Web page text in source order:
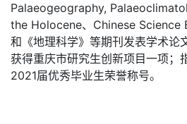
Palaeogeography,
the Holocene、Chinese Science
和《地理科学》等期刊发表学术论
获得重庆市研究生创新项目一项；
2021届优秀毕业生荣誉称号。